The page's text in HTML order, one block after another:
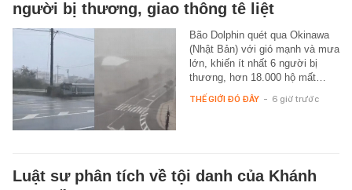
người bị thương, giao thông tê liệt
Bão Dolphin quét qua Okinawa
(Nhật Bản) với gió mạnh và mưa
lớn, khiến ít nhất 6 người bị
thương, hơn 18.000 hộ mất…
THẾ GIỚI ĐÓ ĐÂY - 6 giờ trước
Luật sư phân tích về tội danh của Khánh